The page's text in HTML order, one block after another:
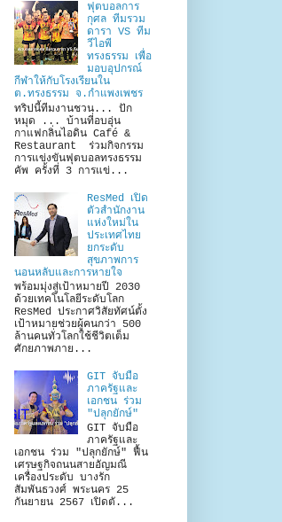
ฟุตบอลการ
กุศล ทีมรวม
ดารา VS ทีม
วีไอพี
ทรงธรรม เพื่อ
มอบอุปกรณ์
กีฬาให้กับโรงเรียนใน
ต.ทรงธรรม จ.กำแพงเพชร
ทริปนี้ทีมงานชวน... ปัก
หมุด ... บ้านที่อบอุ่น
กาแฟกลิ่นไอดิน Café &
Restaurant ร่วมกิจกรรม
การแข่งขันฟุตบอลทรงธรรม
คัพ ครั้งที่ 3 การแข่...
ResMed เปิด
ตัวสำนักงาน
แห่งใหม่ใน
ประเทศไทย
ยกระดับ
สุขภาพการ
นอนหลับและการหายใจ
พร้อมมุ่งสู่เป้าหมายปี 2030
ด้วยเทคโนโลยีระดับโลก
ResMed ประกาศวิสัยทัศน์ตั้ง
เป้าหมายช่วยผู้คนกว่า 500
ล้านคนทั่วโลกใช้ชีวิตเต็ม
ศักยภาพภาย...
GIT จับมือ
ภาครัฐและ
เอกชน ร่วม
"ปลุกยักษ์"
GIT จับมือ
ภาครัฐและ
เอกชน ร่วม "ปลุกยักษ์" ฟื้น
เศรษฐกิจถนนสายอัญมณี
เครื่องประดับ บางรัก
สัมพันธวงศ์ พระนคร 25
กันยายน 2567 เปิดตั...